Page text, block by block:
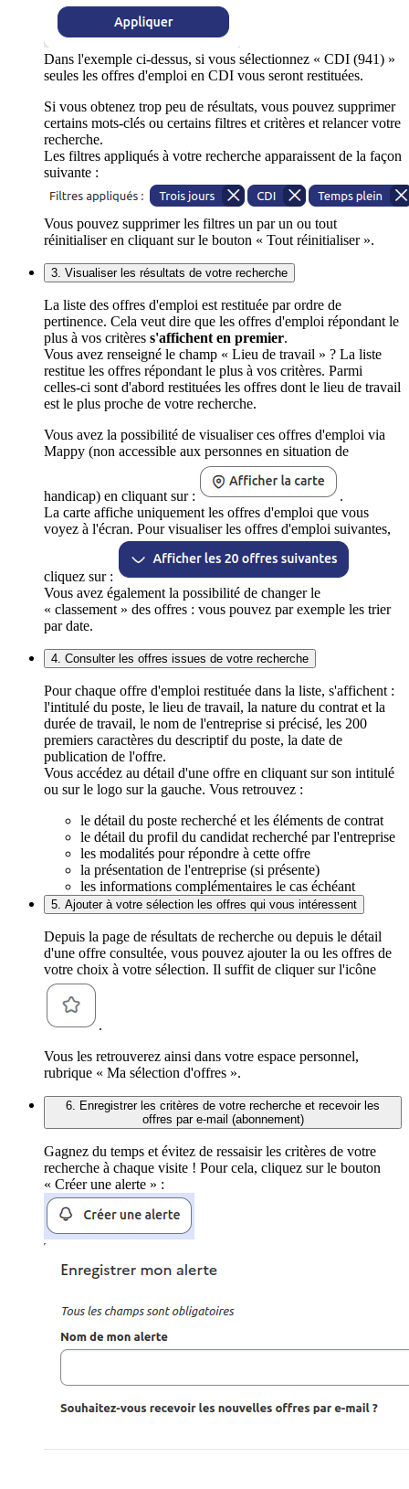
Dans l'exemple ci-dessus, si vous sélectionnez « CDI (941) »
seules les offres d'emploi en CDI vous seront restituées.
Si vous obtenez trop peu de résultats, vous pouvez supprimer
certains mots-clés ou certains filtres et critères et relancer votre
recherche.
Les filtres appliqués à votre recherche apparaissent de la façon
suivante :
Vous pouvez supprimer les filtres un par un ou tout
réinitialiser en cliquant sur le bouton « Tout réinitialiser ».
3. Visualiser les résultats de votre recherche
La liste des offres d'emploi est restituée par ordre de
pertinence. Cela veut dire que les offres d'emploi répondant le
plus à vos critères s'affichent en premier.
Vous avez renseigné le champ « Lieu de travail » ? La liste
restitue les offres répondant le plus à vos critères. Parmi
celles-ci sont d'abord restituées les offres dont le lieu de travail
est le plus proche de votre recherche.
Vous avez la possibilité de visualiser ces offres d'emploi via
Mappy (non accessible aux personnes en situation de
handicap) en cliquant sur :
.
La carte affiche uniquement les offres d'emploi que vous
voyez à l'écran. Pour visualiser les offres d'emploi suivantes,
cliquez sur :
Vous avez également la possibilité de changer le
« classement » des offres : vous pouvez par exemple les trier
par date.
4. Consulter les offres issues de votre recherche
Pour chaque offre d'emploi restituée dans la liste, s'affichent :
l'intitulé du poste, le lieu de travail, la nature du contrat et la
durée de travail, le nom de l'entreprise si précisé, les 200
premiers caractères du descriptif du poste, la date de
publication de l'offre.
Vous accédez au détail d'une offre en cliquant sur son intitulé
ou sur le logo sur la gauche. Vous retrouvez :
le détail du poste recherché et les éléments de contrat
le détail du profil du candidat recherché par l'entreprise
les modalités pour répondre à cette offre
la présentation de l'entreprise (si présente)
les informations complémentaires le cas échéant
5. Ajouter à votre sélection les offres qui vous intéressent
Depuis la page de résultats de recherche ou depuis le détail
d'une offre consultée, vous pouvez ajouter la ou les offres de
votre choix à votre sélection. Il suffit de cliquer sur l'icône
.
Vous les retrouverez ainsi dans votre espace personnel,
rubrique « Ma sélection d'offres ».
6. Enregistrer les critères de votre recherche et recevoir les
offres par e-mail (abonnement)
Gagnez du temps et évitez de ressaisir les critères de votre
recherche à chaque visite ! Pour cela, cliquez sur le bouton
« Créer une alerte » :